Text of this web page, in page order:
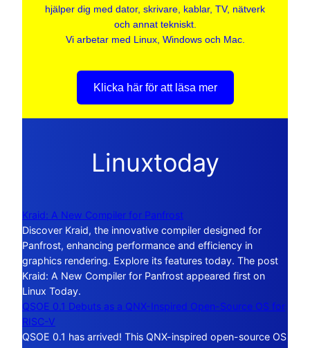
hjälper dig med dator, skrivare, kablar, TV, nätverk
och annat tekniskt.
Vi arbetar med Linux, Windows och Mac.
Klicka här för att läsa mer
Linuxtoday
Kraid: A New Compiler for Panfrost
Discover Kraid, the innovative compiler designed for
Panfrost, enhancing performance and efficiency in
graphics rendering. Explore its features today. The post
Kraid: A New Compiler for Panfrost appeared first on
Linux Today.
QSOE 0.1 Debuts as a QNX-Inspired Open-Source OS for
RISC-V
QSOE 0.1 has arrived! This QNX-inspired open-source OS